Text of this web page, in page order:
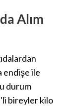
Alım
endişe ile
durum
bireyler kilo